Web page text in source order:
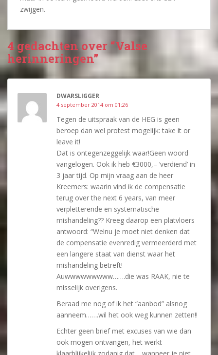
zwijgen.
4 gedachten over “Valse
herinneringen”
DWARSLIGGER
4 september 2014 om 01:26
Tegen de uitspraak van de HEG is geen
beroep dan wel protest mogelijk: take it or
leave it!
Dat is ontegenzeggelijk waar!Geen woord
vangelogen. Ook ik heb €3000,– ‘verdiend’ in
3 jaar tijd. Op mijn vraag aan de heer
Kreemers: waarin vind ik de compensatie
terug over the next 6 years, van meer
verpletterende en systematische
mishandeling?? Kreeg daarop een platvloers
antwoord: “Welnu je moet niet denken dat
de compensatie evenredig vermeerderd met
een langere staat van dienst waar het
mishandeling betreft!
Auwwwwwwwww…….die was RAAK, nie te
misselijk overigens.
Beraad me nog of ik het “aanbod” alsnog
aanneem…….wil het ook weg kunnen zetten!!
Echter geen brief met excuses van wie dan
ook mogen ontvangen, het werkt